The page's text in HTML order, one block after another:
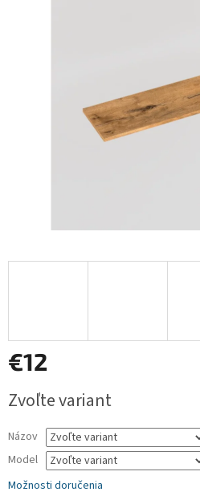
€12
cena:
Zvoľte variant
Názov
Model
Možnosti doručenia